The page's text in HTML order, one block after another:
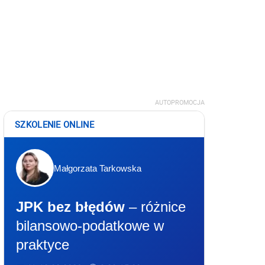
AUTOPROMOCJA
SZKOLENIE ONLINE
Małgorzata Tarkowska
JPK bez błędów – różnice
bilansowo-podatkowe w
praktyce